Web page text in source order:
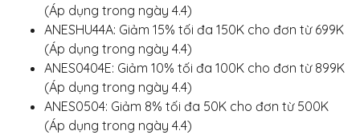
(Áp dụng trong ngày 4.4)
ANESHU44A: Giảm 15% tối đa 150K cho đơn từ 699K
(Áp dụng trong ngày 4.4)
ANES0404E: Giảm 10% tối đa 100K cho đơn từ 899K
(Áp dụng trong ngày 4.4)
ANES0504: Giảm 8% tối đa 50K cho đơn từ 500K
(Áp dụng trong ngày 4.4)